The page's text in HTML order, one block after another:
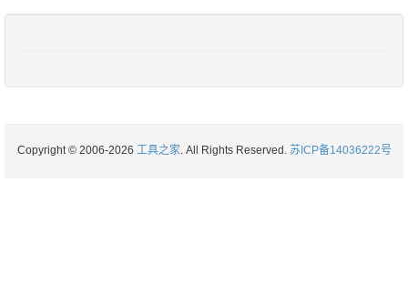
Copyright © 2006-2026 工具之家. All Rights Reserved. 苏ICP备14036222号